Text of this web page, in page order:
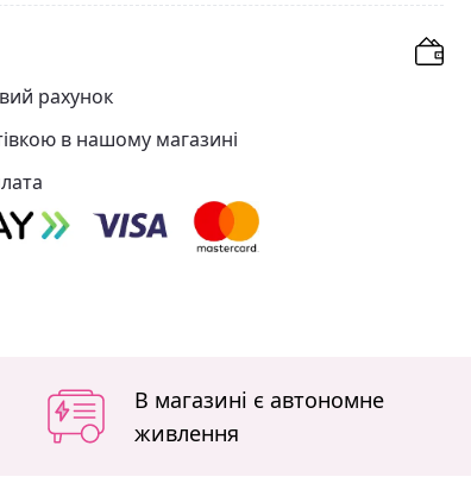
рахунок
в нашому магазині
В магазині є автономне
живлення